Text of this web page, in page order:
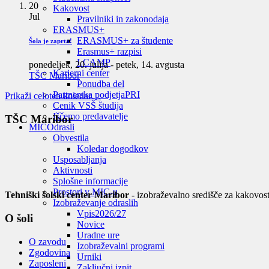
Kakovost
Pravilniki in zakonodaja
ERASMUS+
ERASMUS+ za študente
Erasmus+ razpisi
LCAMP
Karierni center
Ponudba del
Partnerska podjetjaPRI
Cenik VSŠ študija
Iščemo predavatelje
MICOdrasli
Obvestila
Koledar dogodkov
Usposabljanja
Aktivnosti
Splošne informacije
Prostori v MIC-u
Izobraževanje odraslih
Vpis2026/27
Novice
Uradne ure
Izobraževalni programi
Urniki
20
Jul
Šola je zaprta!
ponedeljek, 20. julija- petek, 14. avgusta
TŠC Maribor
Prikaži celoten koledar…
TŠC Maribor
Tehniški šolski center Maribor - izobraževalno središče za
O šoli
O zavodu
Zgodovina
Zaposleni